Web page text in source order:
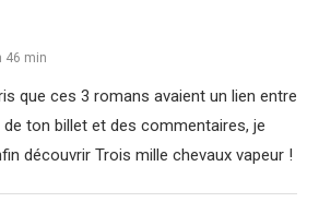
46 min
que ces 3 romans avaient un lien entre
de ton billet et des commentaires, je
découvrir Trois mille chevaux vapeur !